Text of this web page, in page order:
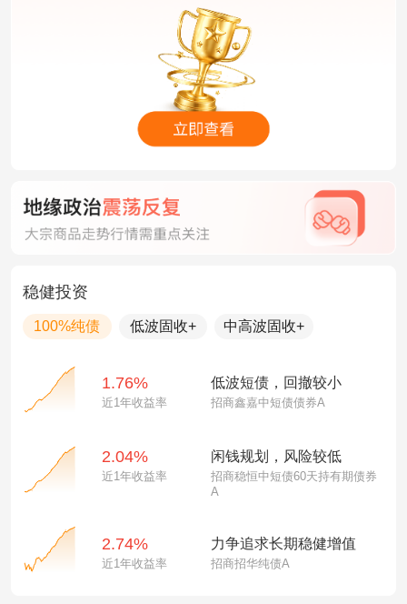
稳健投资
100%纯债 低波固收+ 中高波固收+
1.76%
近1年收益率
低波短债，回撤较小
招商鑫嘉中短债债券A
2.04%
近1年收益率
闲钱规划，风险较低
招商稳恒中短债60天持有期债券
A
2.74%
近1年收益率
力争追求长期稳健增值
招商招华纯债A